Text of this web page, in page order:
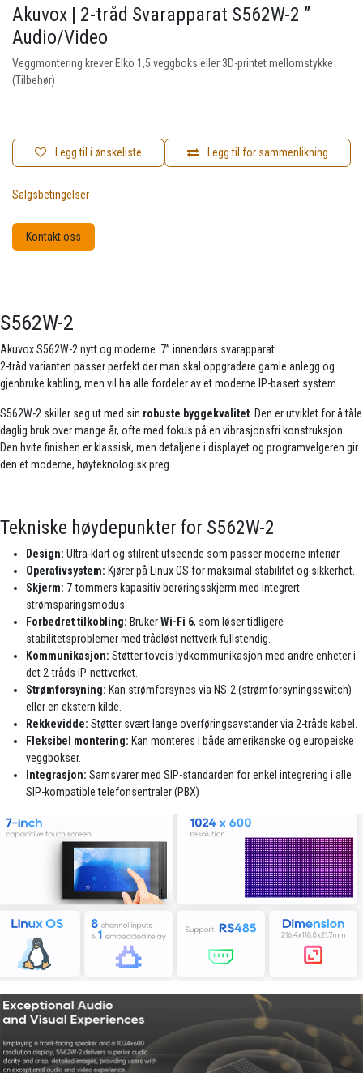
Akuvox | 2-tråd Svarapparat S562W-2 ”
Audio/Video
Veggmontering krever Elko 1,5 veggboks eller 3D-printet mellomstykke
(Tilbehør)
Legg til for sammenlikning
Legg til i ønskeliste
Salgsbetingelser
Kontakt oss
S562W-2
Akuvox S562W-2 nytt og moderne 7” innendørs svarapparat.
2-tråd varianten passer perfekt der man skal oppgradere gamle anlegg og
gjenbruke kabling, men vil ha alle fordeler av et moderne IP-basert system.
S562W-2 skiller seg ut med sin robuste byggekvalitet . Den er utviklet for å tåle
daglig bruk over mange år, ofte med fokus på en vibrasjonsfri konstruksjon.
Den hvite finishen er klassisk, men detaljene i displayet og programvelgeren gir
den et moderne, høyteknologisk preg.
Tekniske høydepunkter for S562W-2
Design: Ultra-klart og stilrent utseende som passer moderne interiør.
Operativsystem: Kjører på Linux OS for maksimal stabilitet og sikkerhet.
Skjerm: 7-tommers kapasitiv berøringsskjerm med integrert
strømsparingsmodus.
Forbedret tilkobling: BrukerWi-Fi 6, som løser tidligere
stabilitetsproblemer med trådløst nettverk fullstendig.
Kommunikasjon: Støtter toveis lydkommunikasjon med andre enheter i
det 2-tråds IP-nettverket.
Strømforsyning: Kan strømforsynes via NS-2 (strømforsyningsswitch)
eller en ekstern kilde.
Rekkevidde: Støtter svært lange overføringsavstander via 2-tråds kabel.
Fleksibel montering: Kan monteres i både amerikanske og europeiske
veggbokser.
Integrasjon: Samsvarer med SIP-standarden for enkel integrering i alle
SIP-kompatible telefonsentraler (PBX)